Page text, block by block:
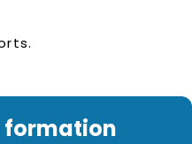
formation